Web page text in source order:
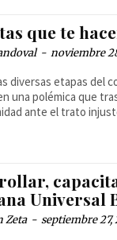
que te
- noviembre
diversas etapas del
una polémica que
ante el trato
Universal
Zeta - septiembre 27,